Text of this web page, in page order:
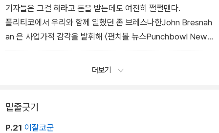
_ chapter5 〈가치를 제공하라〉
기자들은 그걸 하라고 돈을 받는데도 여전히 쩔쩔맨다.
폴리티코에서 우리와 함께 일했던 존 브레스나한John Bresnah
an 은 사업가적 감각을 발휘해 〈펀치볼 뉴스Punchbowl New
s〉 를 공동 창업했다. 그는 언론학 전공자가 떠올릴 법한 저널리
스트로는 영 적합하지 않은 거칠고 심술궂은 사람이다. 하지만 그
_ chapter7 〈중요한 단 한 가지〉
더보기
밑줄긋기
P.21 이잘코군